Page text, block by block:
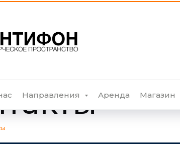
Направления Аренда Магазин